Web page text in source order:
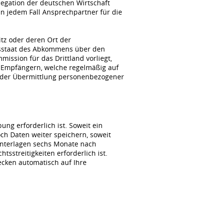
der deutschen Wirtschaft
jedem Fall Ansprechpartner für die
oder deren Ort der
des Abkommens über den
für das Drittland vorliegt,
welche regelmäßig auf
Übermittlung personenbezogener
erforderlich ist. Soweit ein
Daten weiter speichern, soweit
sechs Monate nach
erforderlich ist.
automatisch auf Ihre